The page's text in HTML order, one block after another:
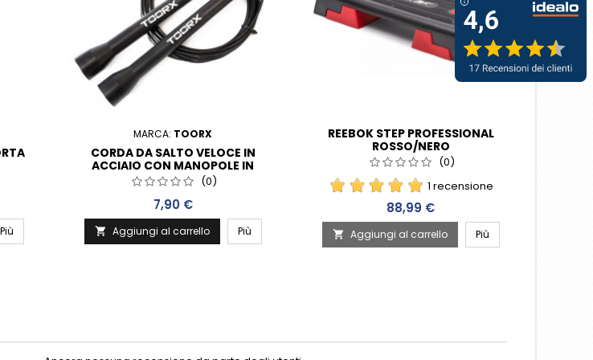
Più
MARCA: TOORX
CORDA DA SALTO VELOCE IN
ACCIAIO CON MANOPOLE IN
PLASTICA NERE
(0)
Prezzo
7,90 €
 Aggiungi al carrello Più
REEBOK STEP PROFESSIONAL
ROSSO/NERO
(0)
1 recensione
Prezzo
88,99 €
 Aggiungi al carrello Più